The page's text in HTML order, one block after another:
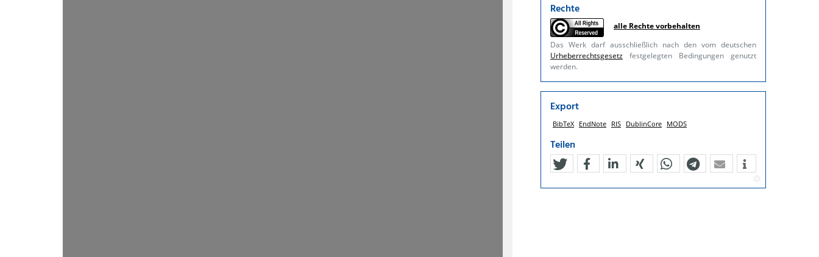
Rechte
alle Rechte vorbehalten
Das Werk darf ausschließlich nach den vom deutschen
Urheberrechtsgesetz festgelegten Bedingungen genutzt
werden.
Export
BibTeX EndNote RIS DublinCore MODS
Teilen